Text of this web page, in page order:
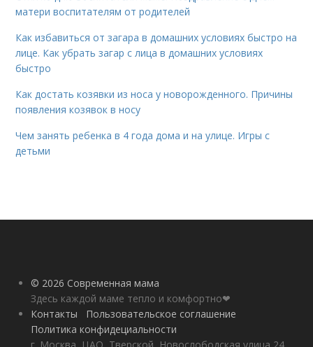
матери воспитателям от родителей
Как избавиться от загара в домашних условиях быстро на
лице. Как убрать загар с лица в домашних условиях
быстро
Как достать козявки из носа у новорожденного. Причины
появления козявок в носу
Чем занять ребенка в 4 года дома и на улице. Игры с
детьми
© 2026 Современная мама
Здесь каждой маме тепло и комфортно❤
Контакты
Пользовательское соглашение
Политика конфидециальности